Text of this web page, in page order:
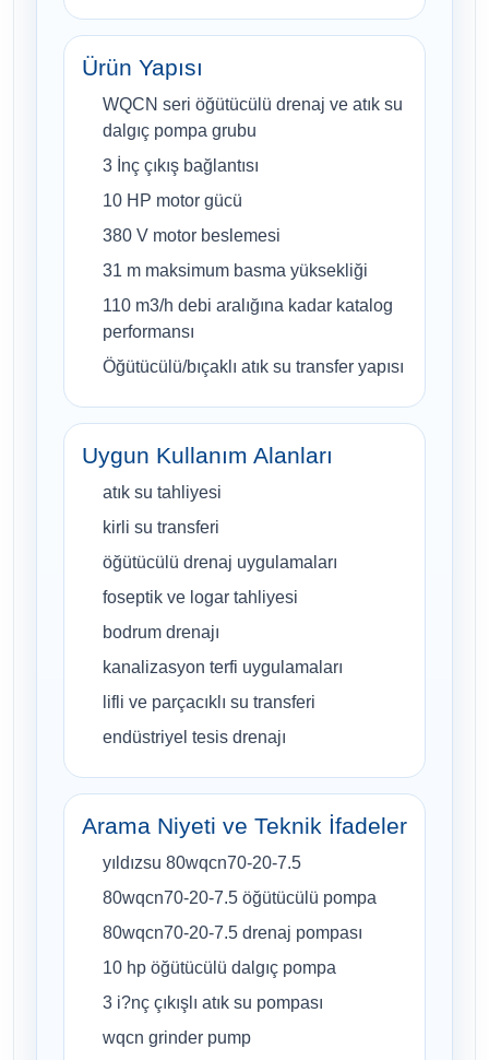
Ürün Yapısı
WQCN seri öğütücülü drenaj ve atık su
dalgıç pompa grubu
3 İnç çıkış bağlantısı
10 HP motor gücü
380 V motor beslemesi
31 m maksimum basma yüksekliği
110 m3/h debi aralığına kadar katalog
performansı
Öğütücülü/bıçaklı atık su transfer yapısı
Uygun Kullanım Alanları
atık su tahliyesi
kirli su transferi
öğütücülü drenaj uygulamaları
foseptik ve logar tahliyesi
bodrum drenajı
kanalizasyon terfi uygulamaları
lifli ve parçacıklı su transferi
endüstriyel tesis drenajı
Arama Niyeti ve Teknik İfadeler
yıldızsu 80wqcn70-20-7.5
80wqcn70-20-7.5 öğütücülü pompa
80wqcn70-20-7.5 drenaj pompası
10 hp öğütücülü dalgıç pompa
3 i?nç çıkışlı atık su pompası
wqcn grinder pump